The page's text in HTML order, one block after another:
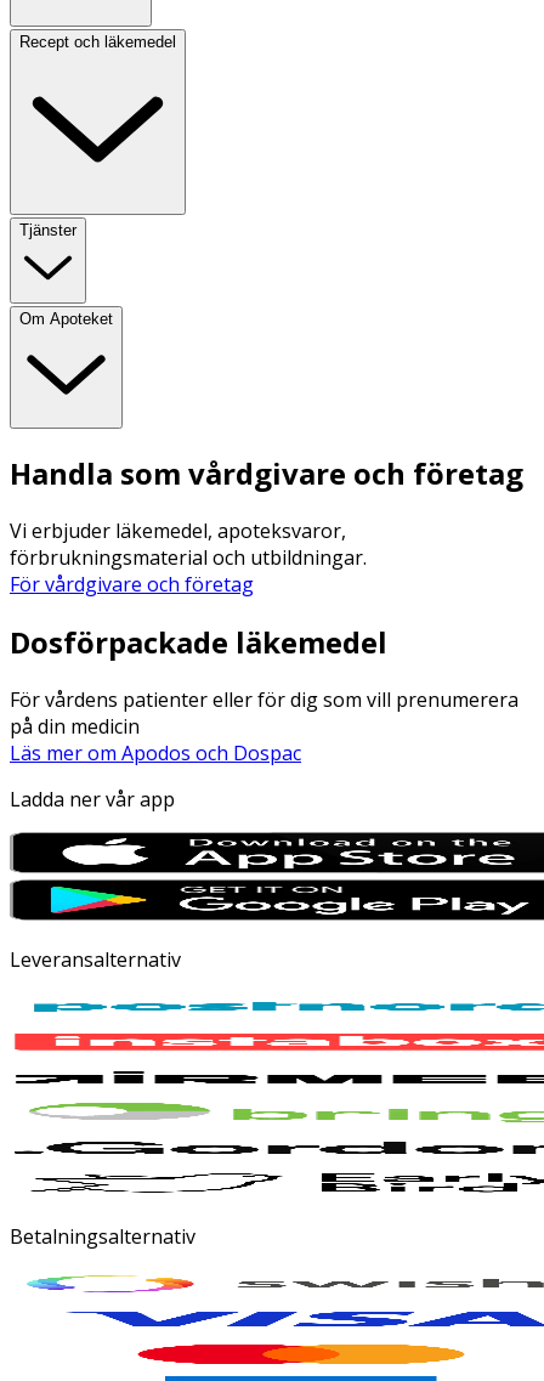
Recept och läkemedel
Tjänster
Om Apoteket
Handla som vårdgivare och företag
Vi erbjuder läkemedel, apoteksvaror,
förbrukningsmaterial och utbildningar.
För vårdgivare och företag
Dosförpackade läkemedel
För vårdens patienter eller för dig som vill prenumerera
på din medicin
Läs mer om Apodos och Dospac
Ladda ner vår app
Leveransalternativ
Betalningsalternativ